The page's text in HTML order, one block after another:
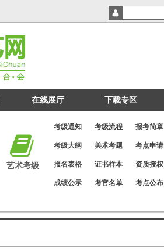
在线展厅 下载专区
艺术考级
考级通知 考级流程 报考简章
考级大纲 美术考题 考点申请
报名表格 证书样本 资质授权
成绩公示 考官名单 考点公布